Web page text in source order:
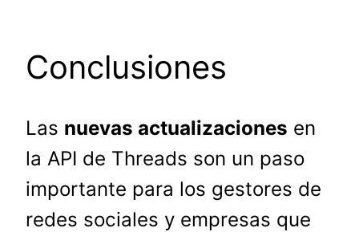
Conclusiones
Las nuevas actualizaciones en
la API de Threads son un paso
importante para los gestores de
redes sociales y empresas que